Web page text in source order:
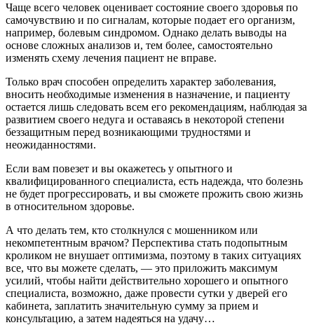
Чаще всего человек оценивает состояние своего здоровья по
самочувствию и по сигналам, которые подает его организм,
например, болевым синдромом. Однако делать выводы на
основе сложных анализов и, тем более, самостоятельно
изменять схему лечения пациент не вправе.
Только врач способен определить характер заболевания,
вносить необходимые изменения в назначение, и пациенту
остается лишь следовать всем его рекомендациям, наблюдая за
развитием своего недуга и оставаясь в некоторой степени
беззащитным перед возникающими трудностями и
неожиданностями.
Если вам повезет и вы окажетесь у опытного и
квалифицированного специалиста, есть надежда, что болезнь
не будет прогрессировать, и вы сможете прожить свою жизнь
в относительном здоровье.
А что делать тем, кто столкнулся с мошенником или
некомпетентным врачом? Перспектива стать подопытным
кроликом не внушает оптимизма, поэтому в таких ситуациях
все, что вы можете сделать, — это приложить максимум
усилий, чтобы найти действительно хорошего и опытного
специалиста, возможно, даже провести сутки у дверей его
кабинета, заплатить значительную сумму за прием и
консультацию, а затем надеяться на удачу…